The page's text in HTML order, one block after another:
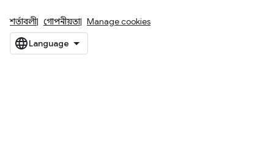
শর্তাবলী গোপনীয়তা Manage cookies